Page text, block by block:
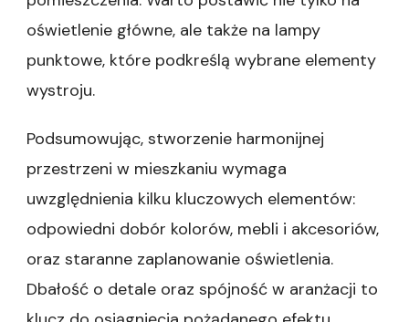
oświetlenie główne, ale także na lampy
punktowe, które podkreślą wybrane elementy
wystroju.
Podsumowując, stworzenie harmonijnej
przestrzeni w mieszkaniu wymaga
uwzględnienia kilku kluczowych elementów:
odpowiedni dobór kolorów, mebli i akcesoriów,
oraz staranne zaplanowanie oświetlenia.
Dbałość o detale oraz spójność w aranżacji to